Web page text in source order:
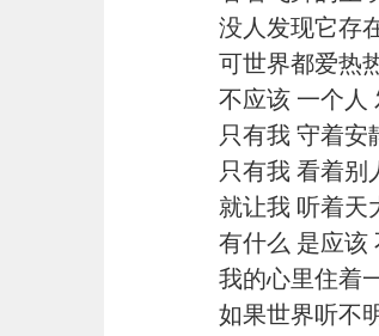
没人发现它存
可世界都爱热
不应该 一个人
只有我 守着安
只有我 看着别
就让我 听着天
有什么 是应该
我的心里住着
如果世界听不